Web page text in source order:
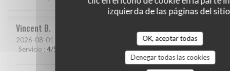
izquierda de las páginas del
OK, aceptar todas
Denegar todas las cookies
Vincent B
2026-08-01
Servicio : 4/5 :5/5 Calidad / Precio:5/5